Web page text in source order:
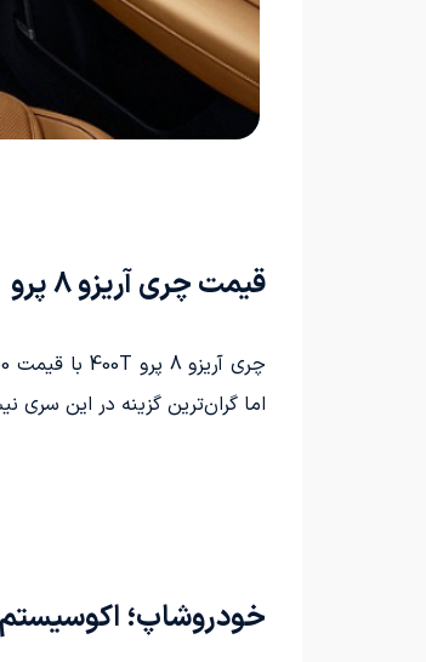
قیمت چری آریزو 8 پرو
اما گران‌ترین گزینه در این سری نیست. چری نسخه
خودروشاپ؛